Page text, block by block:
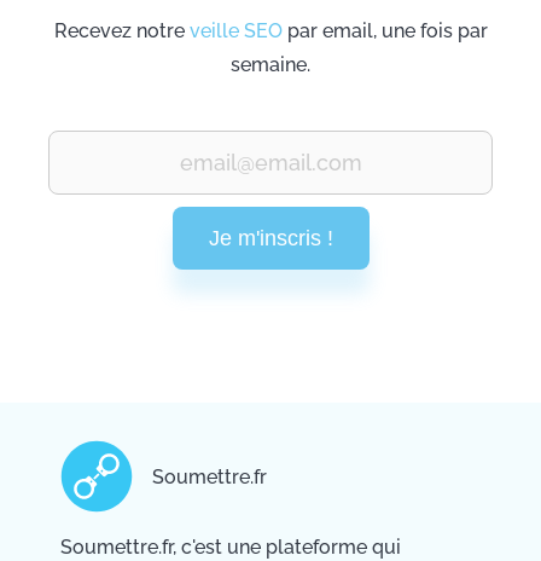
Recevez notre veille SEOpar email, une fois par
semaine.
Je m'inscris !
Soumettre.fr
Soumettre.fr, c'est une plateforme qui